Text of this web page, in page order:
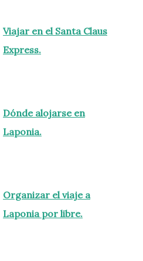
Viajar en el Santa Claus
Express.
Dónde alojarse en
Laponia.
Organizar el viaje a
Laponia por libre.